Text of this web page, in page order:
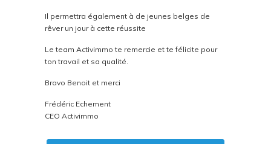
Il permettra également à de jeunes belges de
rêver un jour à cette réussite
Le team Activimmo te remercie et te félicite pour
ton travail et sa qualité.
Bravo Benoit et merci
Frédéric Echement
CEO Activimmo